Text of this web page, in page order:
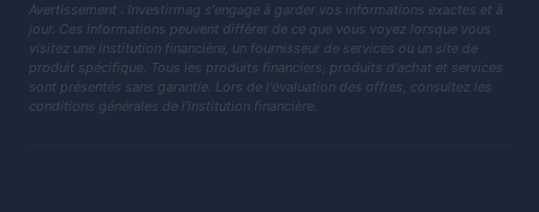
Avertissement : Investirmag s'engage à garder vos informations exactes et à
jour. Ces informations peuvent différer de ce que vous voyez lorsque vous
visitez une institution financière, un fournisseur de services ou un site de
produit spécifique. Tous les produits financiers, produits d'achat et services
sont présentés sans garantie. Lors de l'évaluation des offres, consultez les
conditions générales de l'institution financière.